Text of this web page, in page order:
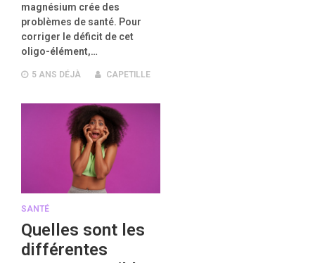
magnésium crée des
problèmes de santé. Pour
corriger le déficit de cet
oligo-élément,…
5 ANS DÉJÀ CAPETILLE
SANTÉ
Quelles sont les
différentes